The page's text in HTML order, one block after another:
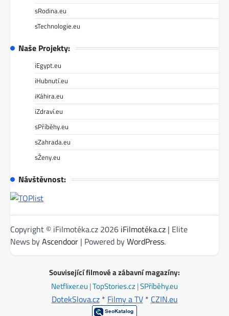
sRodina.eu
sTechnologie.eu
Naše Projekty:
iEgypt.eu
iHubnutí.eu
iKáhira.eu
iZdraví.eu
sPříběhy.eu
sZahrada.eu
sŽeny.eu
Návštěvnost:
Copyright © iFilmotéka.cz 2026 iFilmotéka.cz | Elite
News byAscendoor | Powered byWordPress.
Související filmové a zábavní magazíny:
Netflixer.eu |TopStories.cz|SPříběhy.eu
DotekSlova.cz* Filmy a TV* CZIN.eu